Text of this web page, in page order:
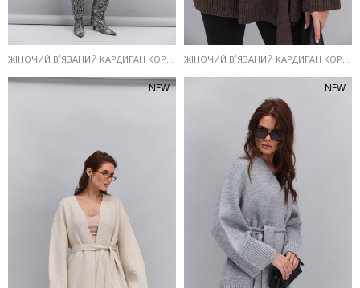
ЖІНОЧИЙ В`ЯЗАНИЙ КАРДИГАН КОРОТКИЙ МОЛОЧНИЙ З ПОЯСОМ ЖІНОЧИЙ В`ЯЗАНИЙ КАРДИГАН КОРОТКИЙ ГОРІХОВИЙ З ПОЯСОМ
NEW NEW